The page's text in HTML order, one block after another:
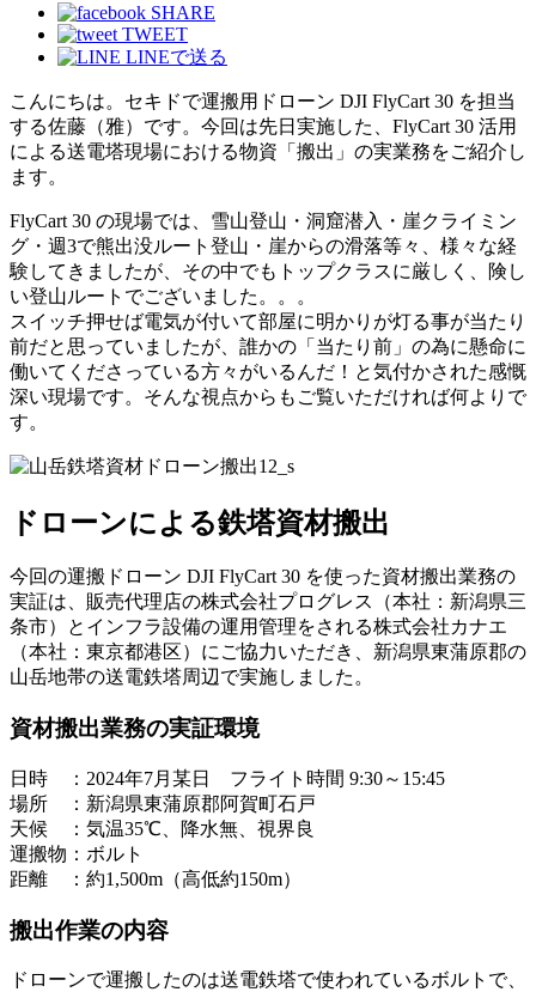
SHARE
TWEET
LINEで送る
こんにちは。セキドで運搬用ドローン DJI FlyCart 30 を担当
する佐藤（雅）です。今回は先日実施した、FlyCart 30 活用
による送電塔現場における物資「搬出」の実業務をご紹介し
ます。
FlyCart 30 の現場では、雪山登山・洞窟潜入・崖クライミン
グ・週3で熊出没ルート登山・崖からの滑落等々、様々な経
験してきましたが、その中でもトップクラスに厳しく、険し
い登山ルートでございました。。。
スイッチ押せば電気が付いて部屋に明かりが灯る事が当たり
前だと思っていましたが、誰かの「当たり前」の為に懸命に
働いてくださっている方々がいるんだ！と気付かされた感慨
深い現場です。そんな視点からもご覧いただければ何よりで
す。
ドローンによる鉄塔資材搬出
今回の運搬ドローン DJI FlyCart 30 を使った資材搬出業務の
実証は、販売代理店の株式会社プログレス（本社：新潟県三
条市）とインフラ設備の運用管理をされる株式会社カナエ
（本社：東京都港区）にご協力いただき、新潟県東蒲原郡の
山岳地帯の送電鉄塔周辺で実施しました。
資材搬出業務の実証環境
日時 ：2024年7月某日 フライト時間 9:30～15:45
場所 ：新潟県東蒲原郡阿賀町石戸
天候 ：気温35℃、降水無、視界良
運搬物：ボルト
距離 ：約1,500m（高低約150m）
搬出作業の内容
ドローンで運搬したのは送電鉄塔で使われているボルトで、